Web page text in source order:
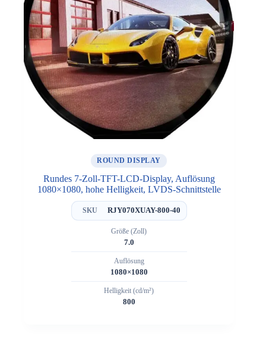
ROUND DISPLAY
Rundes 7-Zoll-TFT-LCD-Display, Auflösung
1080×1080, hohe Helligkeit, LVDS-Schnittstelle
SKU RJY070XUAY-800-40
Größe (Zoll)
7.0
Auflösung
1080×1080
Helligkeit (cd/m²)
800